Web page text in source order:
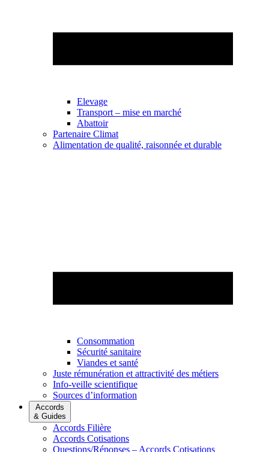
Elevage
Transport – mise en marché
Abattoir
Partenaire Climat
Alimentation de qualité, raisonnée et durable
Consommation
Sécurité sanitaire
Viandes et santé
Juste rémunération et attractivité des métiers
Info-veille scientifique
Sources d’information
Accords
& Guides
Accords Filière
Accords Cotisations
Questions/Réponses – Accords Cotisations